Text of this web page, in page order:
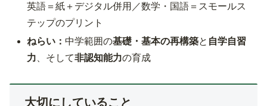
英語＝紙＋デジタル併用／数学・国語＝スモールス
テップのプリント
ねらい：中学範囲の基礎・基本の再構築と 自学自習
力 、そして非認知能力の育成
大切にしていること